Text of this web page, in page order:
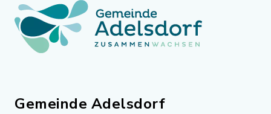
Gemeinde Adelsdorf